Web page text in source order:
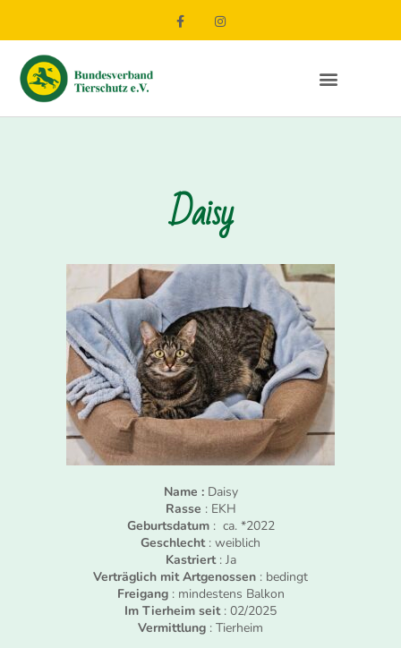
Daisy
Name :Daisy
Rasse : EKH
Geburtsdatum: ca. *2022
Geschlecht: weiblich
Kastriert: Ja
Verträglich mit Artgenossen : bedingt
Freigang: mindestens Balkon
Im Tierheim seit: 02/2025
Vermittlung : Tierheim